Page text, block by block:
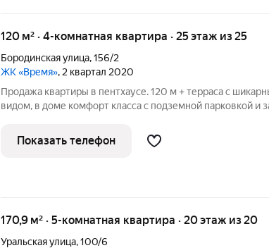
120 м² · 4-комнатная квартира · 25 этаж из 25
Бородинская улица,156/2
ЖК «Время», 2 квартал 2020
Продажа квартиры в пентхаусе. 120 м + терраса с
видом, в доме комфорт класса с подземной парковкой и
Показать телефон
170,9 м² · 5-комнатная квартира · 20 этаж из 20
Уральская улица,100/6